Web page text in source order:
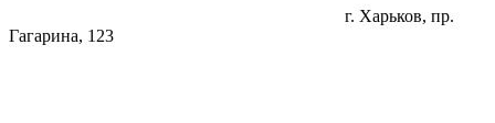
г. Харьков, пр.
Гагарина, 123